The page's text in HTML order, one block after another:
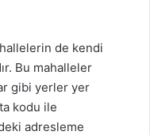
de kendi
Bu mahalleler
gibi yerler yer
kodu ile
adresleme